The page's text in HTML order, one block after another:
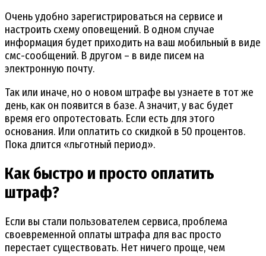
Очень удобно зарегистрироваться на сервисе и
настроить схему оповещений. В одном случае
информация будет приходить на ваш мобильный в виде
смс-сообщений. В другом – в виде писем на
электронную почту.
Так или иначе, но о новом штрафе вы узнаете в тот же
день, как он появится в базе. А значит, у вас будет
время его опротестовать. Если есть для этого
основания. Или оплатить со скидкой в 50 процентов.
Пока длится «льготный период».
Как быстро и просто оплатить
штраф?
Если вы стали пользователем сервиса, проблема
своевременной оплаты штрафа для вас просто
перестает существовать. Нет ничего проще, чем